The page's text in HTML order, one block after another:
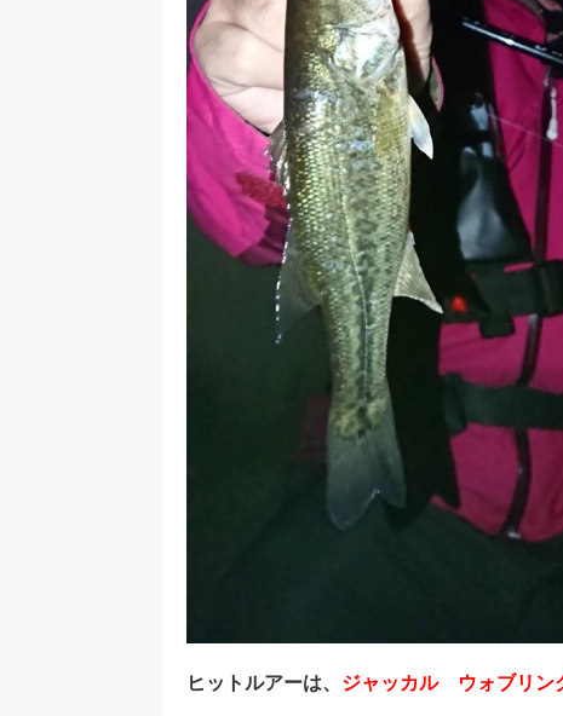
ヒットルアーは、 ジャッカル ウォブリン